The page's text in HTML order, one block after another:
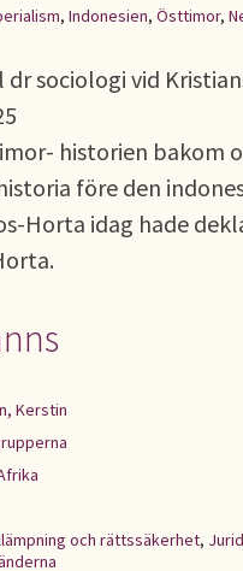
, Indonesien, Östtimor,
dr sociologi vid
historien bakom
före den
Horta idag hade
Kerstin
och rättssäkerhet,